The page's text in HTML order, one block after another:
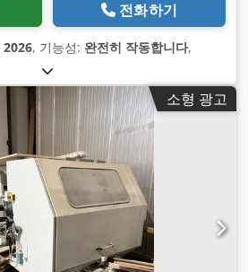
전화하기
2026, 기능성: 완전히 작동합니다,
소형 광고